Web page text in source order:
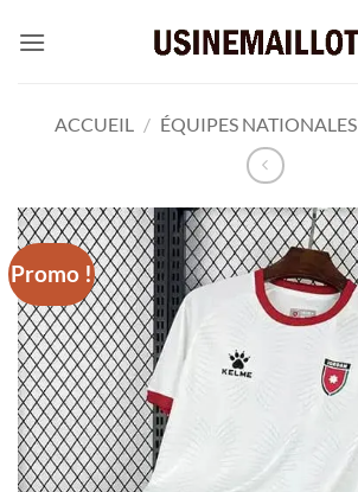
ACCUEIL / ÉQUIPES NATIONALES
Promo !